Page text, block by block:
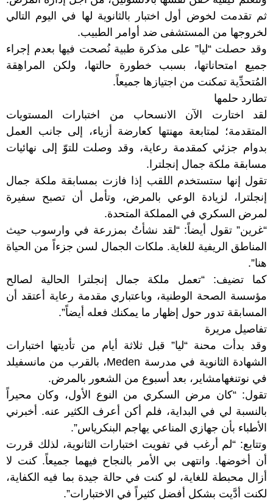
ثم تقدمت لخوض أول اختبار بالثانوية لها في اليوم التالي
لخروجها من المستشفى ضد أوامر الطبيب.
وقد حصلت “ليا” على مذكرة طبية نُصحت فيها بعدم إجراء
جميع امتحاناتها، بسبب خطورة حالتها، ولكن المراهِقة
المُتحدِّية تمكنت من اجتيازها جميعاً.
تطارد حلمها
لقد اختارت الآن الانسحاب من اختبارات المستويات
المتقدمة؛ لمتابعة مهنتها كعارضة أزياء، إلى جانب العمل
بدوام جزئي كمقدمة رعاية، وقد وصلت للتوّ إلى نهائيات
مسابقة ملكة جمال إنجلترا.
تقول إنها ستستخدم اللقب إذا فازت بمسابقة ملكة جمال
إنجلترا، لزيادة الوعي بالمرض، وتأمل أن تصبح سفيرة
لمرض السكري في المملكة المتحدة.
“غرين” تقول أيضاً: “لقد نشأتُ بمزرعة في وارسوب حيث
المناطق الريفية للغاية. ملكات الجمال لسن جزءاً من الحياة
هنا”.
كما تضيف: “تعمل ملكة جمال إنجلترا الحالية لصالح
مؤسسة الصحة الوطنية، وباعتباري مقدمة رعاية أعتقد أن
المسابقة تدور حول إظهار ما يمكنك فعله أيضاً”.
تفاصيل مريرة
وقد بدأت محنة “ليا” قبل ثلاثة أيام من تأديتها اختبارات
الشهادة الثانوية في مدرسة Meden، بالقرب من مانسفيلد
في نوتنغهامشاير، بعد أسبوع من الشعور بالمرض.
تقول: “كان مرض السكري من النوع الأول، وكان محيراً
بالنسبة لي في البداية، فلم أكن أعرف الكثير عنه. أخبرني
الأطباء بأن جهازي المناعي يهاجم البنكرياس”.
وتتابع: “لم أرغب في تفويت اختبارات الثانوية، لذلك قررت
أن أخوضها. وانتهى بي الأمر بالنجاح فيهما جميعاً. كنت لا
أزال محبطة للغاية، لو كنت في حالة جيدة بما فيه الكفاية،
لكنت أدَّيت بشكل أفضل كثيراً في الاختبارات”.